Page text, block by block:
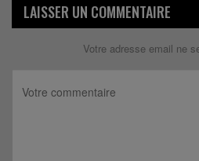
LAISSER UN COMMENTAIRE
Votre adresse email ne